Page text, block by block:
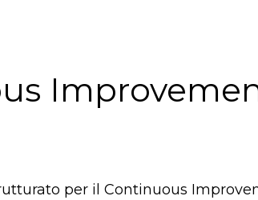
per il Continuous